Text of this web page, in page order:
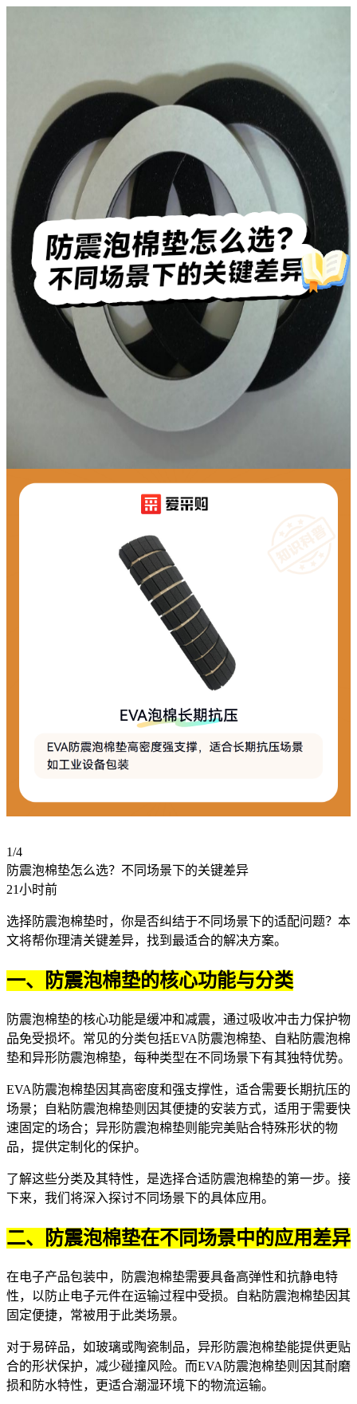
1/4
防震泡棉垫怎么选？不同场景下的关键差异
21小时前
选择防震泡棉垫时，你是否纠结于不同场景下的适配问题？本
文将帮你理清关键差异，找到最适合的解决方案。
一、防震泡棉垫的核心功能与分类
防震泡棉垫的核心功能是缓冲和减震，通过吸收冲击力保护物
品免受损坏。常见的分类包括EVA防震泡棉垫、
自粘防震泡棉
垫和异形防震泡棉垫，每种类型在不同场景下有其独特优势。
EVA防震泡棉垫因其高密度和强支撑性，适合需要长期抗压的
场景；自粘防震泡棉垫则因其便捷的安装方式，适用于需要快
速固定的场合；异形防震泡棉垫则能完美贴合特殊形状的物
品，提供定制化的保护。
了解这些分类及其特性，是选择合适防震泡棉垫的第一步。接
下来，我们将深入探讨不同场景下的具体应用。
二、防震泡棉垫在不同场景中的应用差异
在电子产品包装中，防震泡棉垫需要具备高弹性和抗静电特
性，以防止电子元件在运输过程中受损。自粘防震泡棉垫因其
固定便捷，常被用于此类场景。
对于易碎品，如玻璃或陶瓷制品，异形防震泡棉垫能提供更贴
合的形状保护，减少碰撞风险。而EVA防震泡棉垫则因其耐磨
损和防水特性，更适合潮湿环境下的物流运输。